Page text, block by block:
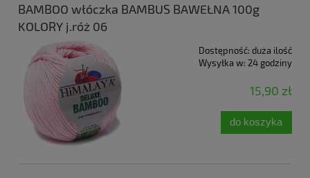
BAMBOO włóczka BAMBUS BAWEŁNA 100g
KOLORY j.róż 06
Dostępność: duża ilość
Wysyłka w: 24 godziny
15,90 zł
do koszyka